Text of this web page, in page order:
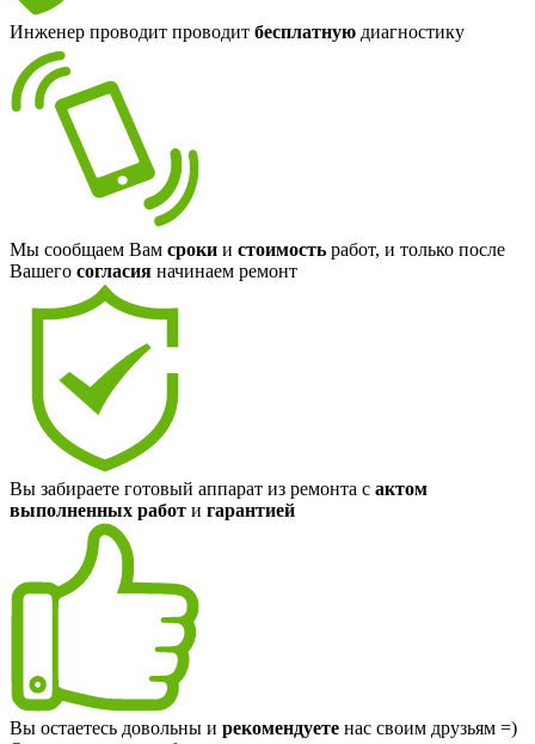
Инженер проводит проводит бесплатную диагностику
Мы сообщаем Вам сроки и стоимость работ, и только после
Вашего согласия начинаем ремонт
Вы забираете готовый аппарат из ремонта с актом
выполненных работ и гарантией
Вы остаетесь довольны и рекомендуете нас своим друзьям =)